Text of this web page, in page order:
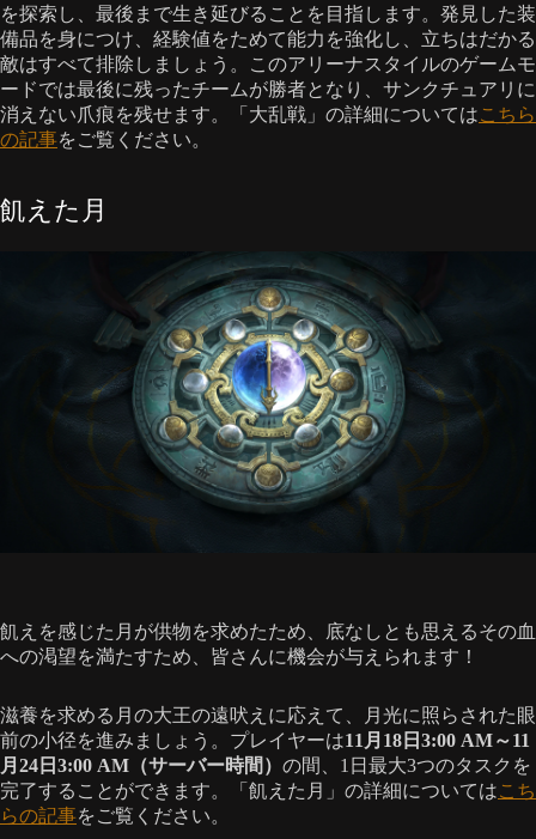
を探索し、最後まで生き延びることを目指します。発見した装
備品を身につけ、経験値をためて能力を強化し、立ちはだかる
敵はすべて排除しましょう。このアリーナスタイルのゲームモ
ードでは最後に残ったチームが勝者となり、サンクチュアリに
消えない爪痕を残せます。「大乱戦」の詳細についてはこちら
の記事をご覧ください。
飢えた月
飢えを感じた月が供物を求めたため、底なしとも思えるその血
への渇望を満たすため、皆さんに機会が与えられます！
滋養を求める月の大王の遠吠えに応えて、月光に照らされた眼
前の小径を進みましょう。プレイヤーは11月18日3:00 AM～11
月24日3:00 AM（サーバー時間） の間、1日最大3つのタスクを
完了することができます。「飢えた月」の詳細についてはこち
らの記事をご覧ください。